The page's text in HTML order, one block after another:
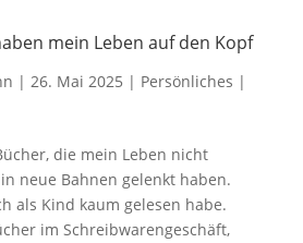
mein Leben auf den Kopf
| 26. Mai 2025 | Persönliches |
die mein Leben nicht
neue Bahnen gelenkt haben.
als Kind kaum gelesen habe.
im Schreibwarengeschäft,